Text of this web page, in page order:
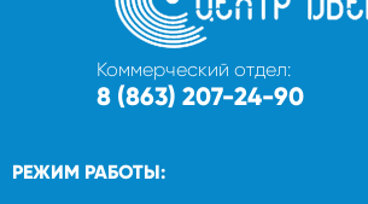
Коммерческий отдел:
8 (863) 207-24-90
РЕЖИМ РАБОТЫ: